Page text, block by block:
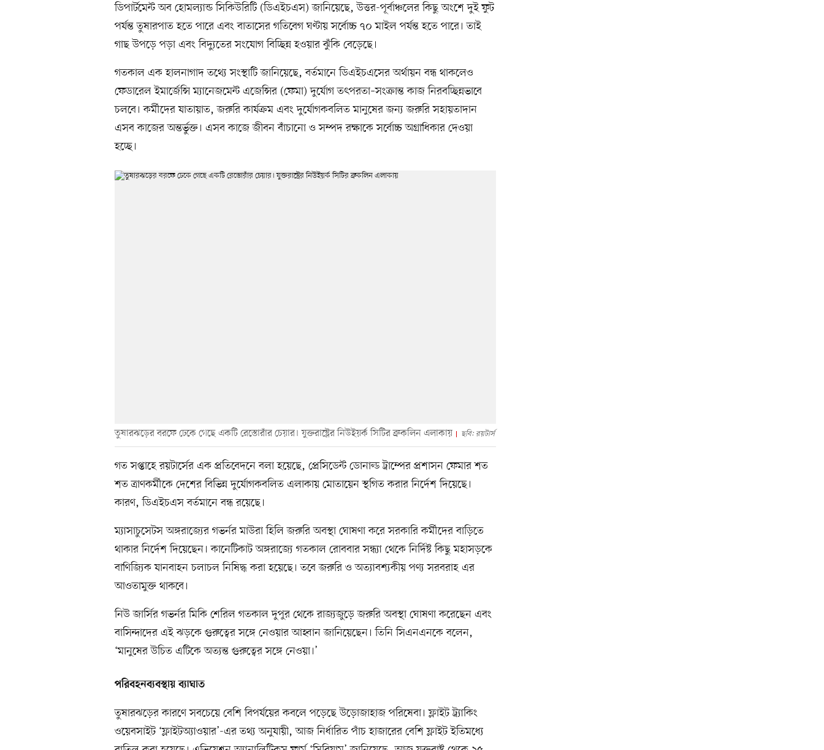
ডিপার্টমেন্ট অব হোমল্যান্ড সিকিউরিটি (ডিএইচএস) জানিয়েছে, উত্তর-পূর্বাঞ্চলের কিছু অংশে দুই ফুট
পর্যন্ত তুষারপাত হতে পারে এবং বাতাসের গতিবেগ ঘণ্টায় সর্বোচ্চ ৭০ মাইল পর্যন্ত হতে পারে। তাই
গাছ উপড়ে পড়া এবং বিদ্যুতের সংযোগ বিচ্ছিন্ন হওয়ার ঝুঁকি বেড়েছে।
গতকাল এক হালনাগাদ তথ্যে সংস্থাটি জানিয়েছে, বর্তমানে ডিএইচএসের অর্থায়ন বন্ধ থাকলেও
ফেডারেল ইমার্জেন্সি ম্যানেজমেন্ট এজেন্সির (ফেমা) দুর্যোগ তৎপরতা–সংক্রান্ত কাজ নিরবচ্ছিন্নভাবে
চলবে। কর্মীদের যাতায়াত, জরুরি কার্যক্রম এবং দুর্যোগকবলিত মানুষের জন্য জরুরি সহায়তাদান
এসব কাজের অন্তর্ভুক্ত। এসব কাজে জীবন বাঁচানো ও সম্পদ রক্ষাকে সর্বোচ্চ অগ্রাধিকার দেওয়া
হচ্ছে।
তুষারঝড়ের বরফে ঢেকে গেছে একটি রেস্তোরাঁর চেয়ার। যুক্তরাষ্ট্রের নিউইয়র্ক সিটির ব্রুকলিন এলাকায় ছবি: রয়টার্স
গত সপ্তাহে রয়টার্সের এক প্রতিবেদনে বলা হয়েছে, প্রেসিডেন্ট ডোনাল্ড ট্রাম্পের প্রশাসন ফেমার শত
শত ত্রাণকর্মীকে দেশের বিভিন্ন দুর্যোগকবলিত এলাকায় মোতায়েন স্থগিত করার নির্দেশ দিয়েছে।
কারণ, ডিএইচএস বর্তমানে বন্ধ রয়েছে।
ম্যাসাচুসেটস অঙ্গরাজ্যের গভর্নর মাউরা হিলি জরুরি অবস্থা ঘোষণা করে সরকারি কর্মীদের বাড়িতে
থাকার নির্দেশ দিয়েছেন। কানেটিকাট অঙ্গরাজ্যে গতকাল রোববার সন্ধ্যা থেকে নির্দিষ্ট কিছু মহাসড়কে
বাণিজ্যিক যানবাহন চলাচল নিষিদ্ধ করা হয়েছে। তবে জরুরি ও অত্যাবশ্যকীয় পণ্য সরবরাহ এর
আওতামুক্ত থাকবে।
নিউ জার্সির গভর্নর মিকি শেরিল গতকাল দুপুর থেকে রাজ্যজুড়ে জরুরি অবস্থা ঘোষণা করেছেন এবং
বাসিন্দাদের এই ঝড়কে গুরুত্বের সঙ্গে নেওয়ার আহ্বান জানিয়েছেন। তিনি সিএনএনকে বলেন,
‘মানুষের উচিত এটিকে অত্যন্ত গুরুত্বের সঙ্গে নেওয়া।’
পরিবহনব্যবস্থায় ব্যাঘাত
তুষারঝড়ের কারণে সবচেয়ে বেশি বিপর্যয়ের কবলে পড়েছে উড়োজাহাজ পরিষেবা। ফ্লাইট ট্র্যাকিং
ওয়েবসাইট ‘ফ্লাইটঅ্যাওয়ার’-এর তথ্য অনুযায়ী, আজ নির্ধারিত পাঁচ হাজারের বেশি ফ্লাইট ইতিমধ্যে